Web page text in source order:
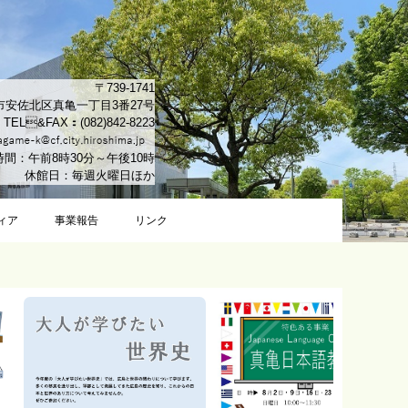
〒739-1741
安佐北区真亀一丁目3番27号
TEL&FAX：(082)842-8223
間：午前8時30分～午後10時
休館日：毎週火曜日ほか
ア 事業報告 リンク